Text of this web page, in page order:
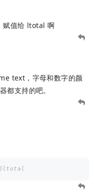
赋值给 ltotal 啊
text，字母和数字的颜
都支持的吧。
给ltotal